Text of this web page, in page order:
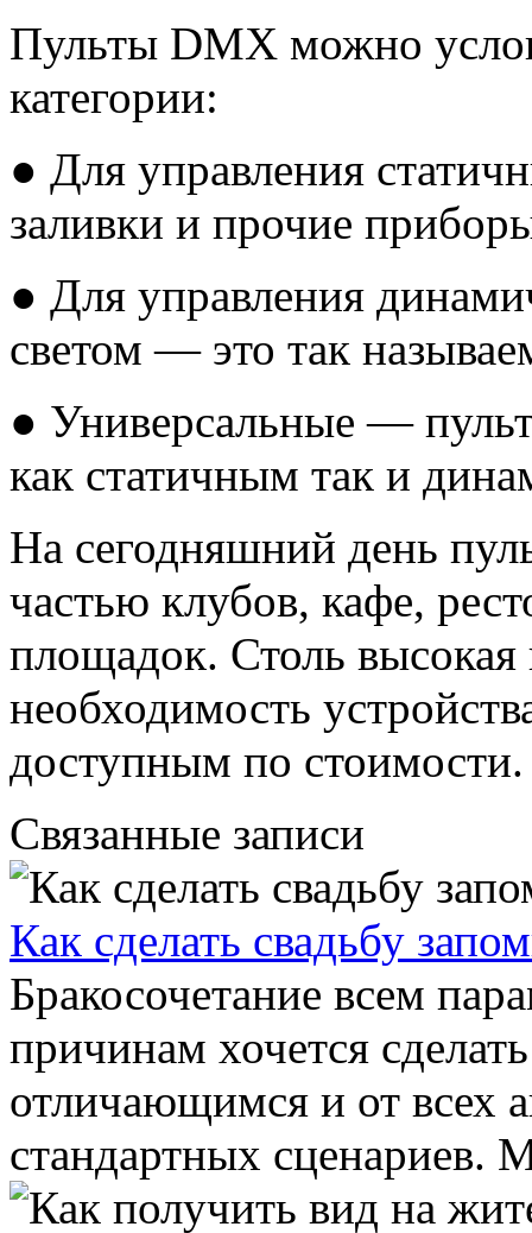
Пульты DMX можно
категории:
● Для управления
заливки и прочие
● Для управления
светом — это так
● Универсальные —
как статичным так и
На сегодняшний день
частью клубов, кафе,
площадок. Столь высокая
необходимость
доступным по стоимости.
Связанные записи
Как сделать свадьбу
Бракосочетание всем
причинам хочется
отличающимся и от всех
стандартных сценариев.